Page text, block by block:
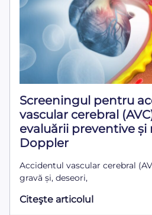
Screeningul pentru
vascular cerebral
evaluării preventive și
Doppler
Accidentul vascular cerebral
gravă și, deseori,
Citeşte articolul